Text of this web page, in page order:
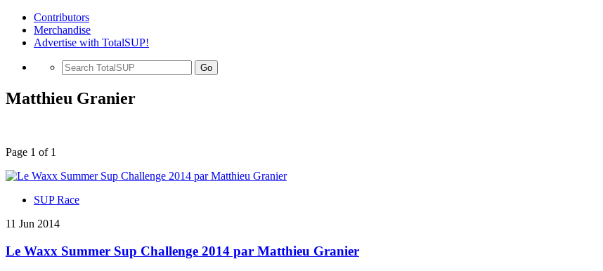
Contributors
Merchandise
Advertise with TotalSUP!
Go
Matthieu Granier
Page 1 of 1
SUP Race
11 Jun 2014
Le Waxx Summer Sup Challenge 2014 par Matthieu Granier